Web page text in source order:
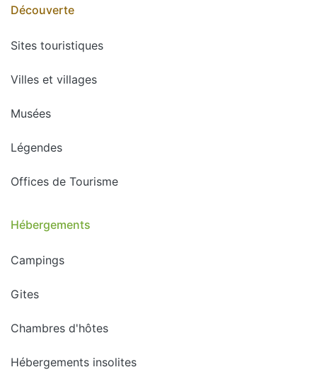
Découverte
Sites touristiques
Villes et villages
Musées
Légendes
Offices de Tourisme
Hébergements
Campings
Gites
Chambres d'hôtes
Hébergements insolites